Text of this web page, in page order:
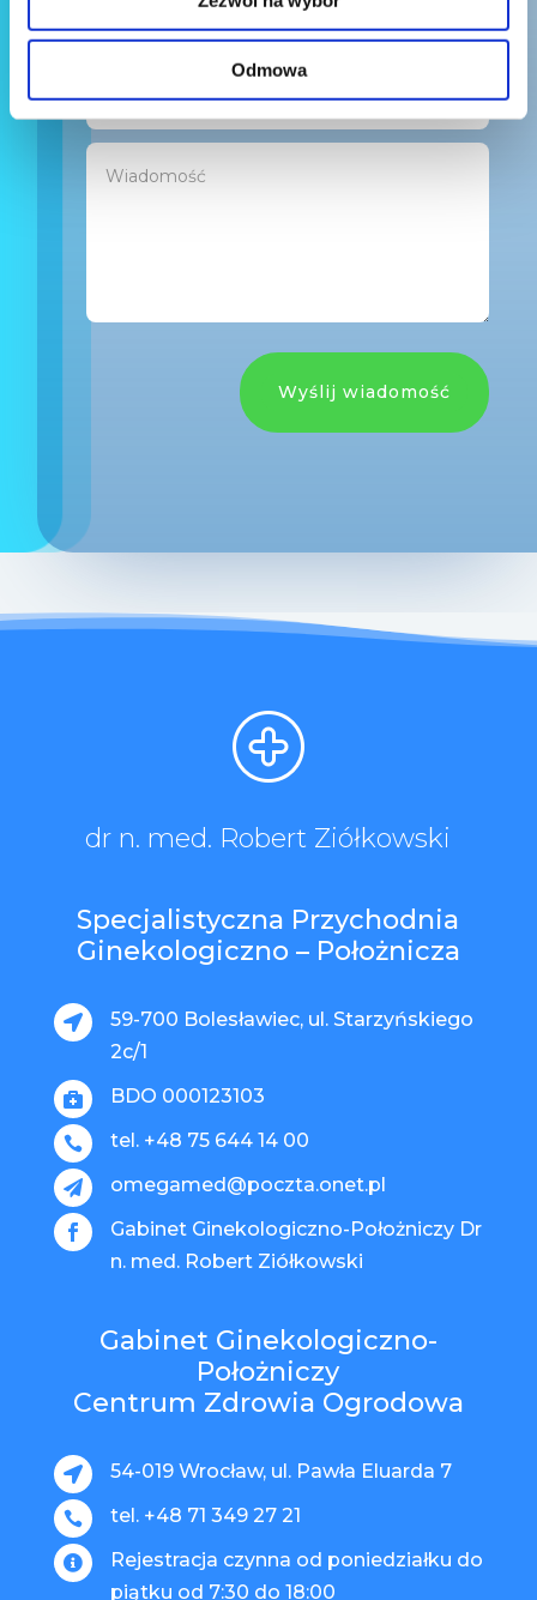
Odmowa
Wyślij wiadomość
dr n. med. Robert Ziółkowski
Specjalistyczna Przychodnia
Ginekologiczno – Położnicza

59-700 Bolesławiec, ul. Starzyńskiego
2c/1
 BDO 000123103
 tel. +48 75 644 14 00
 omegamed@poczta.onet.pl

Gabinet Ginekologiczno-Położniczy Dr
n. med. Robert Ziółkowski
Gabinet Ginekologiczno-
Położniczy
Centrum Zdrowia Ogrodowa
 54-019 Wrocław, ul. Pawła Eluarda 7
 tel. +48 71 349 27 21

Rejestracja czynna od poniedziałku do
piątku od 7:30 do 18:00